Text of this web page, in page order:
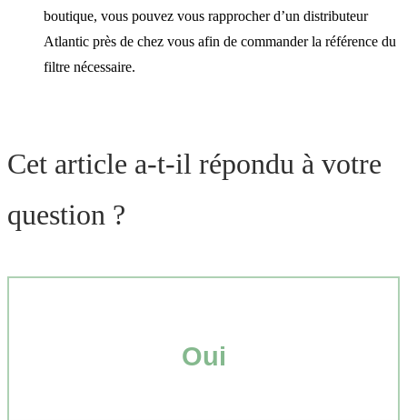
boutique, vous pouvez vous rapprocher d’un distributeur
Atlantic près de chez vous afin de commander la référence du
filtre nécessaire.
Cet article a-t-il répondu à votre
question ?
Oui